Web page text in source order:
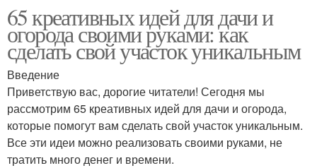
65 креативных идей для дачи и
огорода своими руками: как
сделать свой участок уникальным
Введение
Приветствую вас, дорогие читатели! Сегодня мы
рассмотрим 65 креативных идей для дачи и огорода,
которые помогут вам сделать свой участок уникальным.
Все эти идеи можно реализовать своими руками, не
тратить много денег и времени.